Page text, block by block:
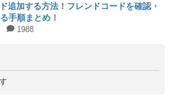
追加する方法！フレンドコードを確認・
手順まとめ！
1988